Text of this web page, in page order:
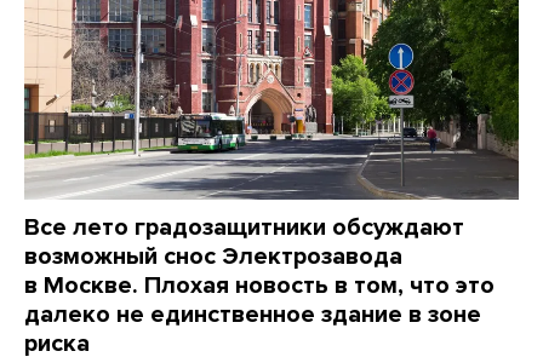
Все лето градозащитники обсуждают
возможный снос Электрозавода
в Москве. Плохая новость в том, что это
далеко не единственное здание в зоне
риска